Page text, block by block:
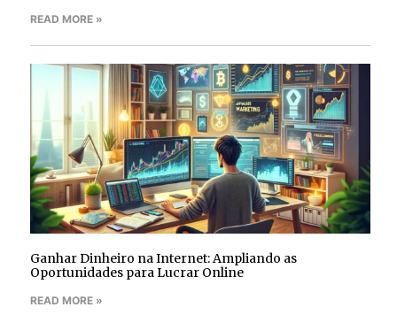
READ MORE »
Ganhar Dinheiro na Internet: Ampliando as
Oportunidades para Lucrar Online
READ MORE »